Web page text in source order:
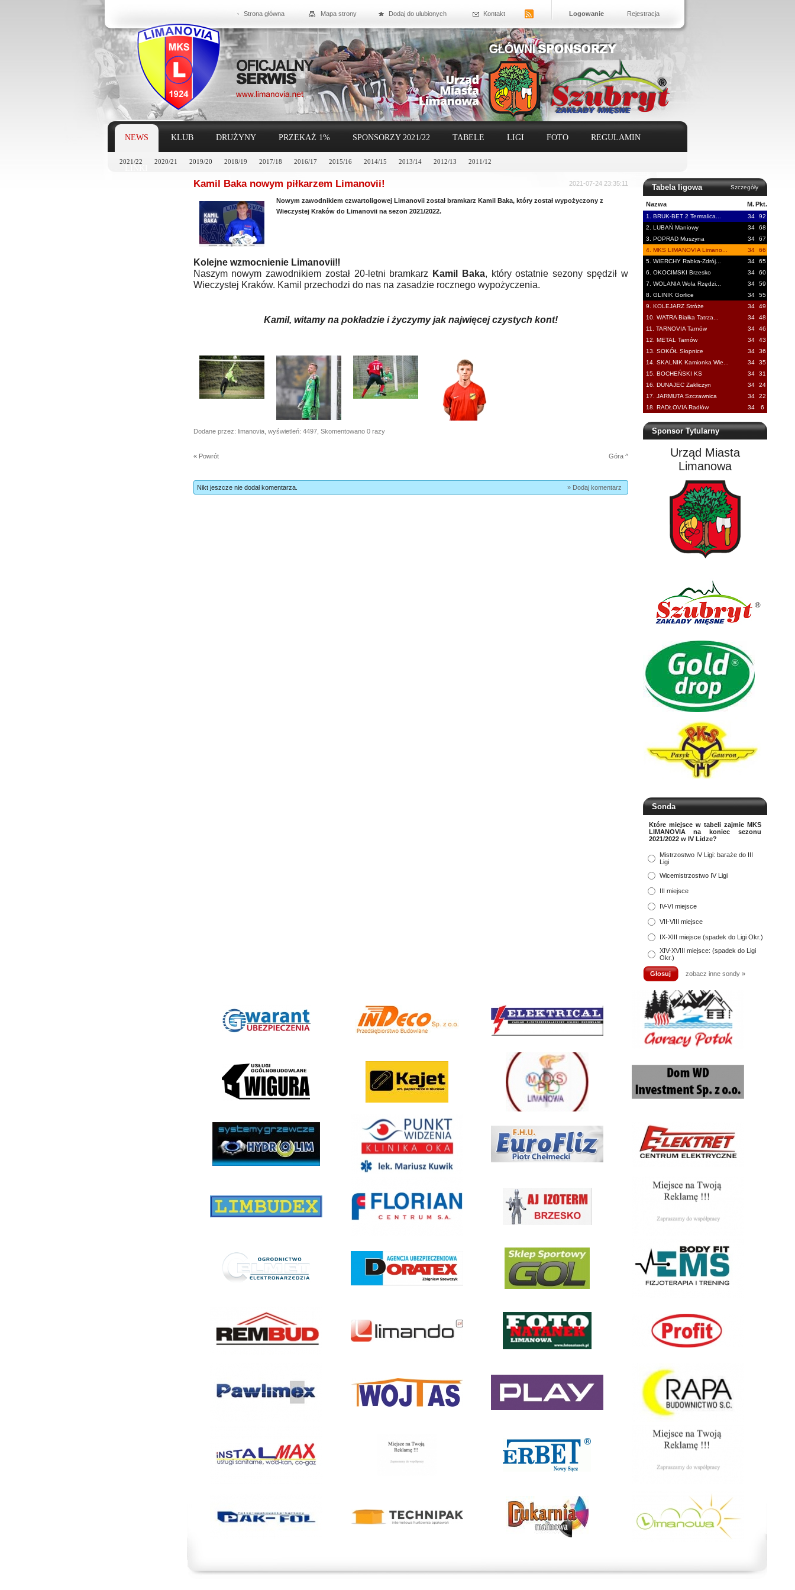
Strona główna Mapa strony Dodaj do ulubionych Kontakt Logowanie Rejestracja
NEWS
2021/22 2020/21 2019/20 2018/19 2017/18 2016/17 2015/16 2014/15 2013/14 2012/13 2011/12
KLUB DRUŻYNY PRZEKAŻ 1% SPONSORZY 2021/22 TABELE LIGI FOTO REGULAMIN
Tabela ligowa Szczegóły
Nazwa M. Pkt.
1. BRUK-BET 2 Termalica... 34
92
2. LUBAŃ Maniowy
34
68
3. POPRAD Muszyna
34
67
4. MKS LIMANOVIA Limano...
34
66
5. WIERCHY Rabka-Zdrój...
34
65
6. OKOCIMSKI Brzesko
34
60
7. WOLANIA Wola Rzędzi...
34
59
8. GLINIK Gorlice
34
55
9. KOLEJARZ Stróże
34
49
10. WATRA Białka Tatrza...
34
48
11. TARNOVIA Tarnów
34
46
12. METAL Tarnów
34
43
13. SOKÓŁ Słopnice
34
36
14. SKALNIK Kamionka Wie...
34
35
15. BOCHEŃSKI KS
34
31
16. DUNAJEC Zakliczyn
34
24
17. JARMUTA Szczawnica
34
22
18. RADŁOVIA Radłów
34 6
Sponsor Tytularny
Urząd Miasta
Limanowa
Sonda
Które miejsce w tabeli zajmie MKS
LIMANOVIA na koniec sezonu
2021/2022 w IV Lidze?
Mistrzostwo IV Ligi: baraże do III
Ligi
Wicemistrzostwo IV Ligi
III miejsce
IV-VI miejsce
VII-VIII miejsce
IX-XIII miejsce (spadek do Ligi Okr.)
XIV-XVIII miejsce: (spadek do Ligi
Okr.)
zobacz inne sondy »
Kamil Baka nowym piłkarzem Limanovii! 2021-07-24 23:35:11
Nowym zawodnikiem czwartoligowej Limanovii został bramkarz Kamil Baka, który został wypożyczony z
Wieczystej Kraków do Limanovii na sezon 2021/2022.
Kolejne wzmocnienie Limanovii‼
Naszym nowym zawodnikiem został 20-letni bramkarz
Kamil Baka, który ostatnie sezony spędził w
Wieczystej Kraków. Kamil przechodzi do nas na zasadzie rocznego wypożyczenia.
Kamil, witamy na pokładzie i życzymy jak najwięcej czystych kont!
Dodane przez: limanovia, wyświetleń: 4497, Skomentowano 0 razy
« Powrót Góra ^
Nikt jeszcze nie dodał komentarza. » Dodaj komentarz